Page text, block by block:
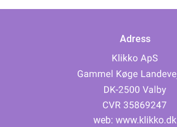
Adress
web: www.klikko.dk